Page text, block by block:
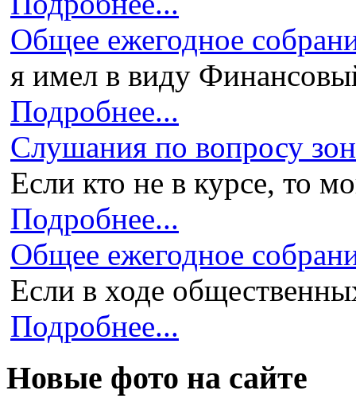
Общее ежегодное
я имел в виду
Подробнее...
Слушания по вопросу
Если кто не в курсе, то
Подробнее...
Общее ежегодное
Если в ходе
Подробнее...
Новые фото на сайте